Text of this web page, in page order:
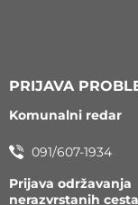
PRIJAVA
Komunalni redar
091/607-1934
Prijava održavanja
nerazvrstanih cesta